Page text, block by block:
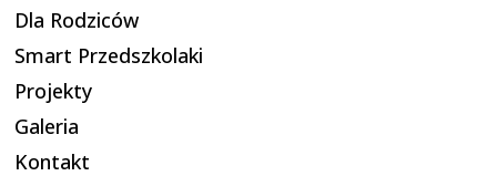
Dla Rodziców
Smart Przedszkolaki
Projekty
Galeria
Kontakt